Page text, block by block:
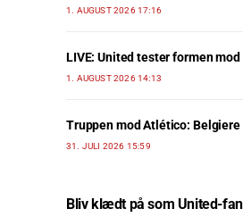
1. AUGUST 2026 17:16
LIVE: United tester formen
1. AUGUST 2026 14:13
Truppen mod Atlético: Belgiere
31. JULI 2026 15:59
Bliv klædt på som United-fan